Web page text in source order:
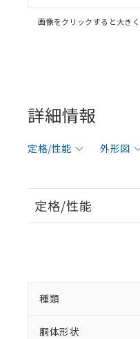
画像をクリックすると大き
詳細情報
定格/性能 外形図
定格/性能
種類
胴体形状